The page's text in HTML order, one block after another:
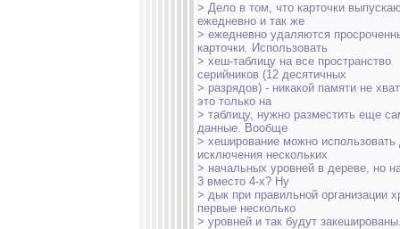
> Дело в том, что карточки
ежедневно и так же
> ежедневно удаляются
карточки. Использовать
> хеш-таблицу на все пространство
серийников (12 десятичных
> разрядов) - никакой памяти не
это только на
> таблицу, нужно разместить еще
данные. Вообще
> хеширование можно использовать
исключения нескольких
> начальных уровней в дереве, но
3 вместо 4-х? Ну
> дык при правильной организации
первые несколько
> уровней и так будут